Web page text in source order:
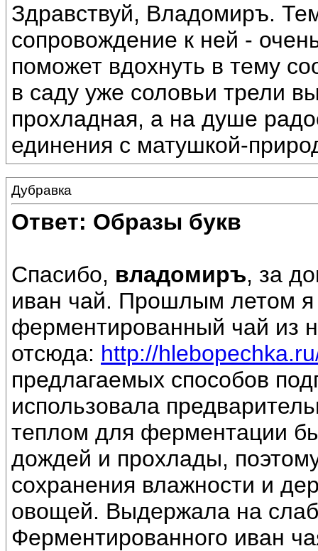
Здравствуй, Владомиръ.
сопровождение к ней -
поможет вдохнуть в тему
в саду уже соловьи трели
прохладная, а на душе
единения с матушкой-
Дубравка
Ответ: Образы букв
Спасибо, владомиръ, за
иван чай. Прошлым летом я
ферментированный чай из
отсюда: http://
предлагаемых способов
использовала
теплом для ферментации
дождей и прохлады,
сохранения влажности и
овощей. Выдержала на
Ферментированного иван